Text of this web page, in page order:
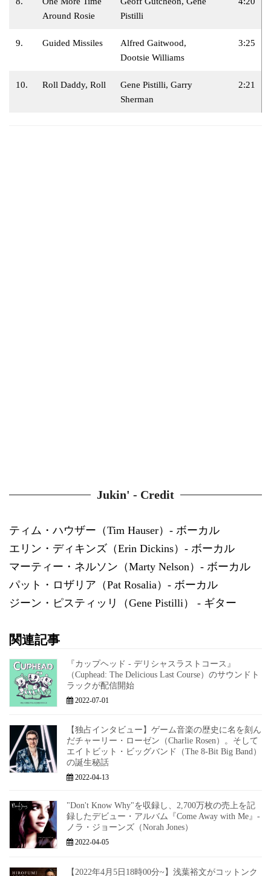
Around Rosie
Pistilli
9. Guided Missiles
Alfred Gaitwood,
Dootsie Williams
3:25
10. Roll Daddy, Roll
Gene Pistilli, Garry
Sherman
2:21
Jukin' - Credit
ティム・ハウザー（Tim Hauser）- ボーカル
エリン・ディキンズ（Erin Dickins）- ボーカル
マーティー・ネルソン（Marty Nelson）- ボーカル
パット・ロザリア（Pat Rosalia）- ボーカル
ジーン・ピスティッリ（Gene Pistilli） - ギター
関連記事
『カップヘッド - デリシャスラストコース』
（Cuphead: The Delicious Last Course）のサウンドト
ラックが配信開始
2022-07-01
【独占インタビュー】ゲーム音楽の歴史に名を刻ん
だチャーリー・ローゼン（Charlie Rosen）。そして
エイトビット・ビッグバンド（The 8-Bit Big Band）
の誕生秘話
2022-04-13
"Don't Know Why"を収録し、2,700万枚の売上を記
録したデビュー・アルバム『Come Away with Me』-
ノラ・ジョーンズ（Norah Jones）
2022-04-05
【2022年4月5日18時00分~】浅葉裕文がコットンク